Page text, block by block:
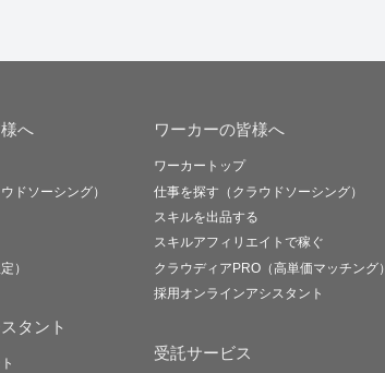
へ
ドソーシング）
）
タント
ワーカーの皆様へ
ワーカートップ
仕事を探す（クラウドソーシング）
スキルを出品する
スキルアフィリエイトで稼ぐ
クラウディアPRO（高単価マッチング）
採用オンラインアシスタント
受託サービス